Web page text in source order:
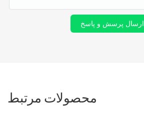
ارسال پرسش و پاسخ
محصولات مرتبط